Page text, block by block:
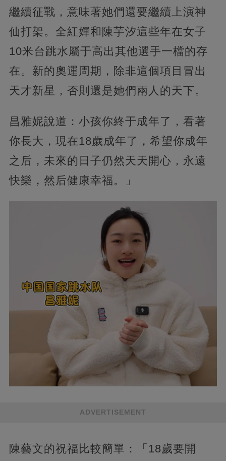
繼續征戰，意味著她們還要繼續上演神
仙打架。全紅嬋和陳芋汐這些年在女子
10米台跳水屬于高出其他選手一檔的存
在。新的奧運周期，除非這個項目冒出
天才新星，否則還是她們兩人的天下。
昌雅妮說道：小孩你終于成年了，看著
你長大，現在18歲成年了，希望你成年
之后，未來的日子仍然天天開心，永遠
快樂，然后健康幸福。」
ADVERTISEMENT
陳藝文的祝福比較簡單：「18歲要開